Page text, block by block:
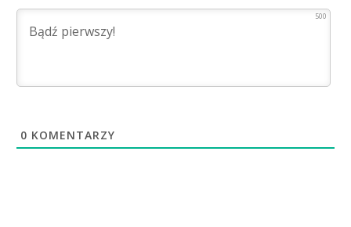
500
0 KOMENTARZY